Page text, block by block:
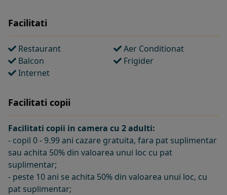
Facilitati
Restaurant
Aer Conditionat
Balcon
Frigider
Internet
Facilitati copii
Facilitati copii in camera cu 2 adulti:
- copil 0 - 9.99 ani cazare gratuita, fara pat suplimentar
sau achita 50% din valoarea unui loc cu pat
suplimentar;
- peste 10 ani se achita 50% din valoarea unui loc, cu
pat suplimentar;